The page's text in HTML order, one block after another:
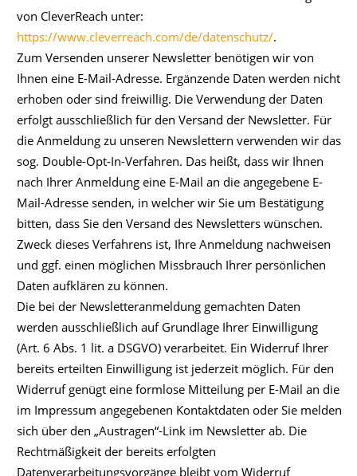
von CleverReach unter:
https://www.cleverreach.com/de/datenschutz/.
Zum Versenden unserer Newsletter benötigen wir von
Ihnen eine E-Mail-Adresse. Ergänzende Daten werden nicht
erhoben oder sind freiwillig. Die Verwendung der Daten
erfolgt ausschließlich für den Versand der Newsletter. Für
die Anmeldung zu unseren Newslettern verwenden wir das
sog. Double-Opt-In-Verfahren. Das heißt, dass wir Ihnen
nach Ihrer Anmeldung eine E-Mail an die angegebene E-
Mail-Adresse senden, in welcher wir Sie um Bestätigung
bitten, dass Sie den Versand des Newsletters wünschen.
Zweck dieses Verfahrens ist, Ihre Anmeldung nachweisen
und ggf. einen möglichen Missbrauch Ihrer persönlichen
Daten aufklären zu können.
Die bei der Newsletteranmeldung gemachten Daten
werden ausschließlich auf Grundlage Ihrer Einwilligung
(Art. 6 Abs. 1 lit. a DSGVO) verarbeitet. Ein Widerruf Ihrer
bereits erteilten Einwilligung ist jederzeit möglich. Für den
Widerruf genügt eine formlose Mitteilung per E-Mail an die
im Impressum angegebenen Kontaktdaten oder Sie melden
sich über den „Austragen“-Link im Newsletter ab. Die
Rechtmäßigkeit der bereits erfolgten
Datenverarbeitungsvorgänge bleibt vom Widerruf